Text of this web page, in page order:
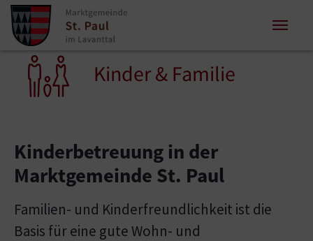
Zum Inhalt springen
Zum Seitenende springen
Sie sind hier: Kinder & Familie
Kinderbetreuung in der
Marktgemeinde St. Paul
Familien- und Kinderfreundlichkeit ist die
Basis für eine gute Wohn- und